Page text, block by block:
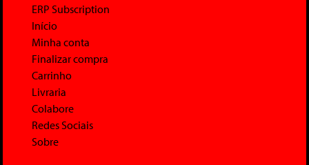
ERP Subscription
Início
Minha conta
Finalizar compra
Carrinho
Livraria
Colabore
Redes Sociais
Sobre